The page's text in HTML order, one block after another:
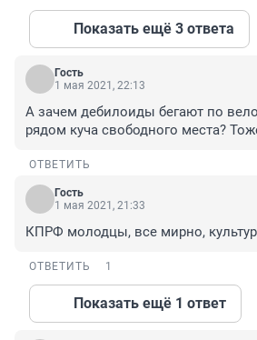
Показать ещё 3 ответа
Гость
1 мая 2021, 22:13
А зачем дебилоиды бегают по
рядом куча свободного места?
ОТВЕТИТЬ
Гость
1 мая 2021, 21:33
КПРФ молодцы, все мирно,
ОТВЕТИТЬ 1
Показать ещё 1 ответ